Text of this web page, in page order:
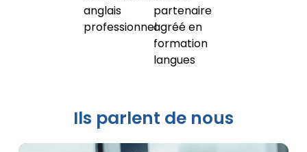
Ils parlent de nous